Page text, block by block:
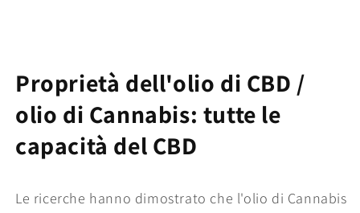
Proprietà dell'olio di CBD /
olio di Cannabis: tutte le
capacità del CBD
Le ricerche hanno dimostrato che l'olio di Cannabis